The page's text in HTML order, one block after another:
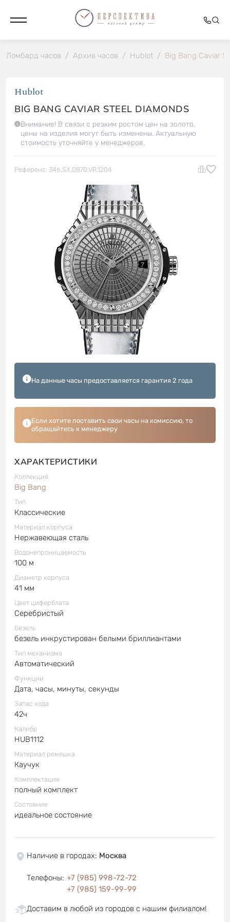
Ломбард часов / Архив часов / Hublot / Big Bang Caviar
Hublot
BIG BANG CAVIAR STEEL DIAMONDS
Внимание! В связи с резким ростом цен на золото,
цены на изделия могут быть изменены. Актуальную
стоимость уточняйте у менеджеров.
Референс: 346.SX.0870.VR.1204
На данные часы предоставляется гарантия 2 года
Если хотите поставить свои часы на комиссию, то
обращайтесь к менеджеру
ХАРАКТЕРИСТИКИ
Коллекция
Big Bang
Тип
Классические
Материал корпуса
Нержавеющая сталь
Водонепроницаемость
100 м
Диаметр корпуса
41 мм
Цвет циферблата
Серебристый
Безель
безель инкрустирован белыми бриллиантами
Тип механизма
Автоматический
Функции
Дата, часы, минуты, секунды
Запас хода
42ч
Калибр
HUB1112
Материал ремешка
Каучук
Комплектация
полный комплект
Состояние
идеальное состояние
Наличие в городах: Москва
Телефоны: +7 (985) 998-72-72
+7 (985) 159-99-99
Доставим в любой из городов с нашим филиалом!